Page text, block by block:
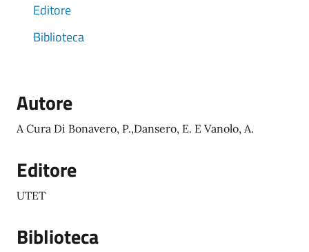
Editore
Biblioteca
Autore
A Cura Di Bonavero, P.,Dansero, E. E Vanolo, A.
Editore
UTET
Biblioteca